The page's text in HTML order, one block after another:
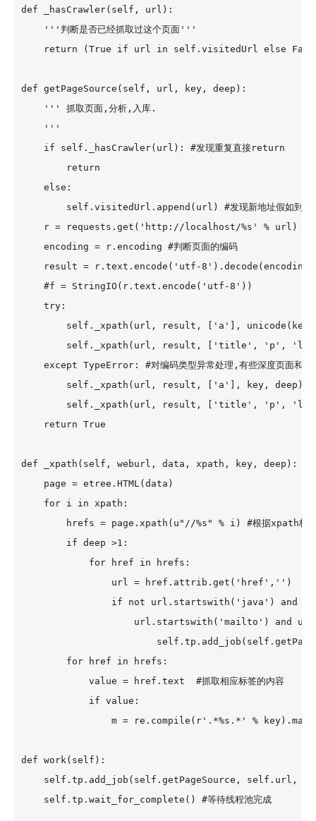
def _hasCrawler(self, url):
    '''判断是否已经抓取过这个页面'''
return (True if url in self.visitedUrl else
def getPageSource(self, url, key, deep):
    ''' 抓取页面,分析,入库.
    '''
    if self._hasCrawler(url): #发现重复直接return
        return
    else:
self.visitedUrl.append(url) #发现新地址假如到这
    r = requests.get('http://localhost/%s' % url)
    encoding = r.encoding #判断页面的编码
    result = r.text.encode('utf-8').decode(encoding)
    #f = StringIO(r.text.encode('utf-8'))
    try:
self._xpath(url, result, ['a'], unicode(key,
self._xpath(url, result, ['title', 'p',
except TypeError: #对编码类型异常处理,有些深度页面和主
        self._xpath(url, result, ['a'], key, deep)
self._xpath(url, result, ['title', 'p',
    return True
def _xpath(self, weburl, data, xpath, key, deep):
    page = etree.HTML(data)
    for i in xpath:
hrefs = page.xpath(u"//%s" % i) #根据xpath标
        if deep >1:
            for href in hrefs:
                url = href.attrib.get('href','')
if not url.startswith('java') and
url.startswith('mailto') and
        for href in hrefs:
            value = href.text  #抓取相应标签的内容
            if value:
m = re.compile(r'.*%s.*' %
def work(self):
self.tp.add_job(self.getPageSource, self.url,
    self.tp.wait_for_complete() #等待线程池完成